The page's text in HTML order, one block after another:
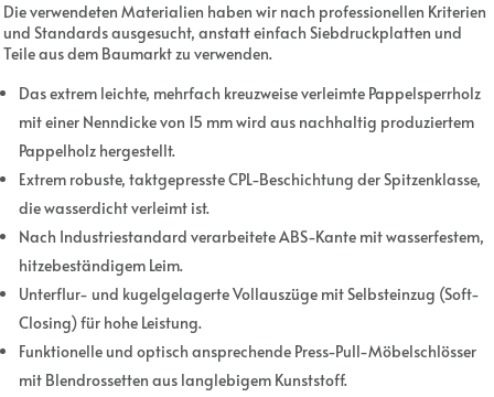
Die verwendeten Materialien haben wir nach professionellen Kriterien
und Standards ausgesucht, anstatt einfach Siebdruckplatten und
Teile aus dem Baumarkt zu verwenden.
Das extrem leichte, mehrfach kreuzweise verleimte Pappelsperrholz
mit einer Nenndicke von 15 mm wird aus nachhaltig produziertem
Pappelholz hergestellt.
Extrem robuste, taktgepresste CPL-Beschichtung der Spitzenklasse,
die wasserdicht verleimt ist.
Nach Industriestandard verarbeitete ABS-Kante mit wasserfestem,
hitzebeständigem Leim.
Unterflur- und kugelgelagerte Vollauszüge mit Selbsteinzug (Soft-
Closing) für hohe Leistung.
Funktionelle und optisch ansprechende Press-Pull-Möbelschlösser
mit Blendrossetten aus langlebigem Kunststoff.